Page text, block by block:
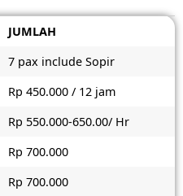
JUMLAH
7 pax include Sopir
Rp 450.000 / 12 jam
Rp 550.000-650.00/ Hr
Rp 700.000
Rp 700.000